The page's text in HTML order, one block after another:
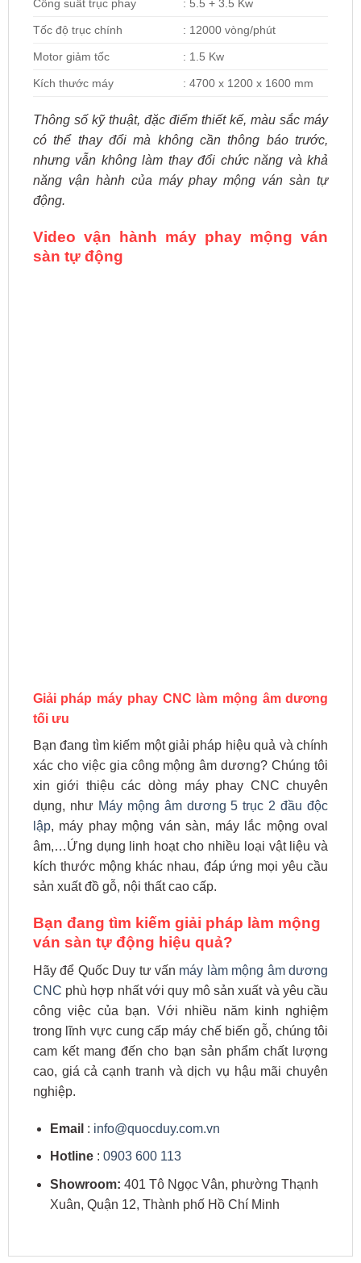
Công suất trục phay : 5.5 + 3.5 Kw
Tốc độ trục chính : 12000 vòng/phút
Motor giảm tốc : 1.5 Kw
Kích thước máy : 4700 x 1200 x 1600 mm
Thông số kỹ thuật, đặc điểm thiết kế, màu sắc máy
có thể thay đổi mà không cần thông báo trước,
nhưng vẫn không làm thay đổi chức năng và khả
năng vận hành của máy phay mộng ván sàn tự
động.
Video vận hành máy phay mộng ván
sàn tự động
Giải pháp máy phay CNC làm mộng âm dương
tối ưu
Bạn đang tìm kiếm một giải pháp hiệu quả và chính
xác cho việc gia công mộng âm dương? Chúng tôi
xin giới thiệu các dòng máy phay CNC chuyên
dụng, như Máy mộng âm dương 5 trục 2 đầu độc
lập, máy phay mộng ván sàn, máy lắc mộng oval
âm,…Ứng dụng linh hoạt cho nhiều loại vật liệu và
kích thước mộng khác nhau, đáp ứng mọi yêu cầu
sản xuất đồ gỗ, nội thất cao cấp.
Bạn đang tìm kiếm giải pháp làm mộng
ván sàn tự động hiệu quả?
Hãy để Quốc Duy tư vấn máy làm mộng âm dương
CNC phù hợp nhất với quy mô sản xuất và yêu cầu
công việc của bạn. Với nhiều năm kinh nghiệm
trong lĩnh vực cung cấp máy chế biến gỗ, chúng tôi
cam kết mang đến cho bạn sản phẩm chất lượng
cao, giá cả cạnh tranh và dịch vụ hậu mãi chuyên
nghiệp.
Email : info@quocduy.com.vn
Hotline: 0903 600 113
Showroom: 401 Tô Ngọc Vân, phường Thạnh
Xuân, Quận 12, Thành phố Hồ Chí Minh